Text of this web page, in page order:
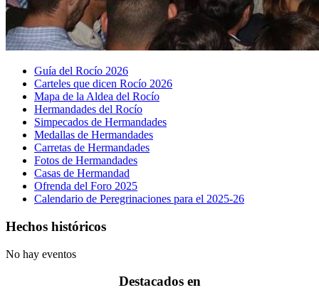
Guía del Rocío 2026
Carteles que dicen Rocío 2026
Mapa de la Aldea del Rocío
Hermandades del Rocío
Simpecados de Hermandades
Medallas de Hermandades
Carretas de Hermandades
Fotos de Hermandades
Casas de Hermandad
Ofrenda del Foro 2025
Calendario de Peregrinaciones para el 2025-26
Hechos históricos
No hay eventos
Destacados en